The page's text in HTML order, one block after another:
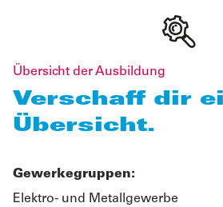
Übersicht der Ausbildung
Verschaff dir
Übersicht.
Gewerkegruppen:
Elektro- und Metallgewerbe